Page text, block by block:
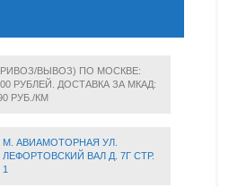
ВЫВОЗ) ПО МОСКВЕ:
РУБЛЕЙ. ДОСТАВКА ЗА МКАД:
РУБ./КМ
М. АВИАМОТОРНАЯ УЛ.
ЛЕФОРТОВСКИЙ ВАЛ Д. 7Г СТР.
1